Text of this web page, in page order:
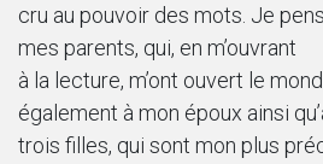
cru au pouvoir des mots. Je
mes parents, qui, en m’ouvrant
à la lecture, m’ont ouvert le
également à mon époux ainsi
trois filles, qui sont mon plus